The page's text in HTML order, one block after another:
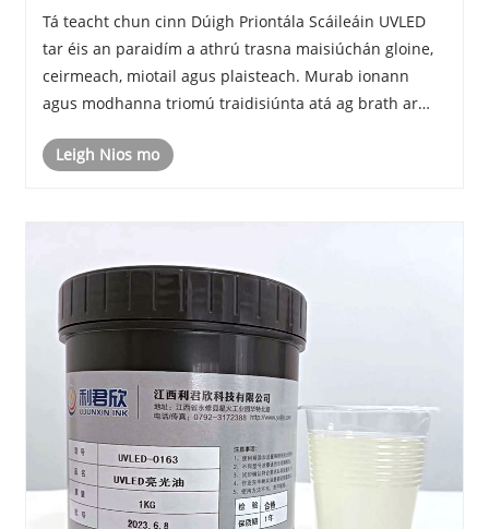
Nua-Aimseartha?
Tá teacht chun cinn Dúigh Priontála Scáileáin UVLED
tar éis an paraidím a athrú trasna maisiúchán gloine,
ceirmeach, miotail agus plaisteach. Murab ionann
agus modhanna triomú traidisiúnta atá ag brath ar
teicneolaíocht UVLED fótapolymerization an toirt.
Leigh Nios mo